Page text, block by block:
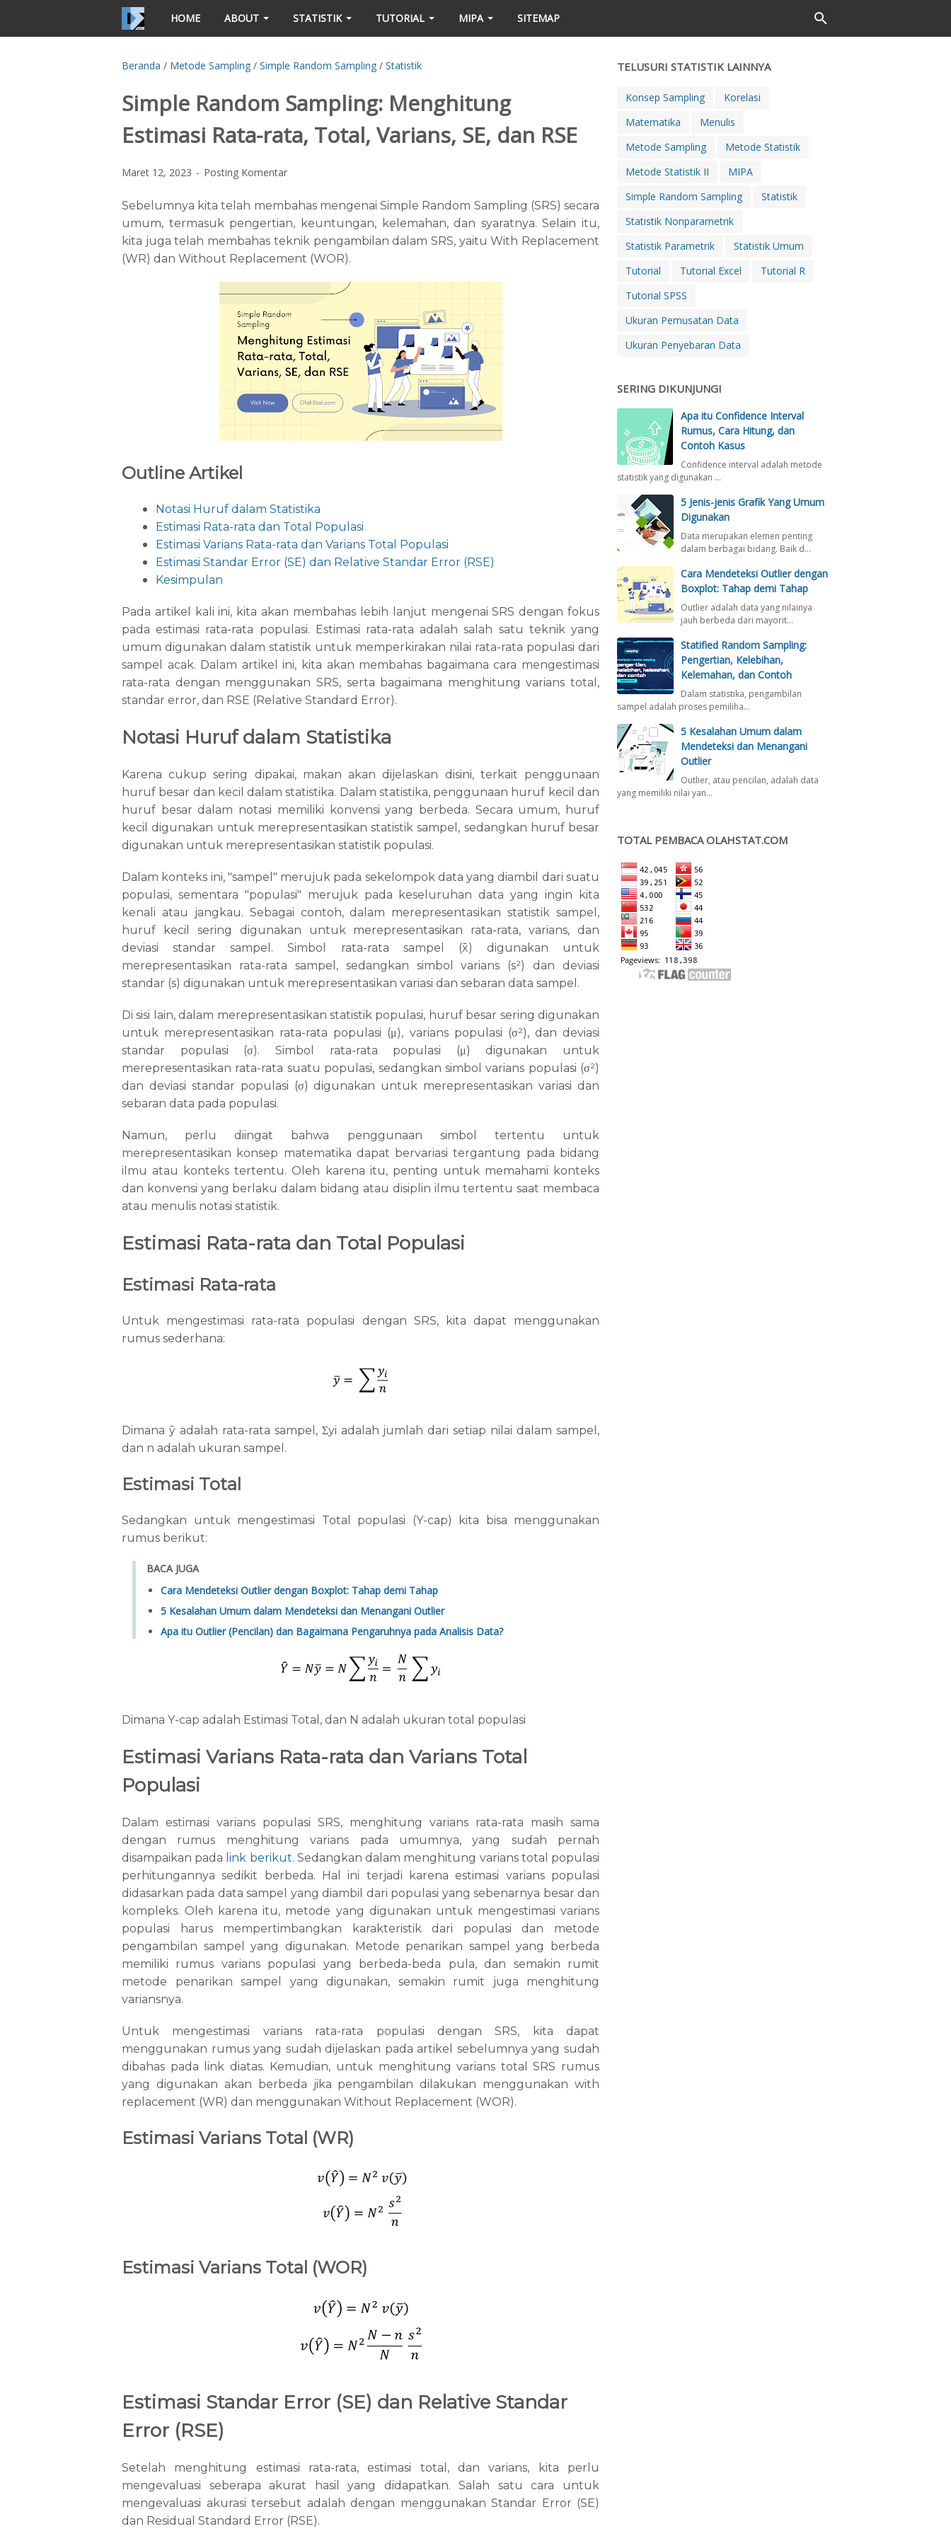
HOME ABOUT STATISTIK TUTORIAL MIPA SITEMAP
Beranda / Metode Sampling / Simple Random Sampling / Statistik
Simple Random Sampling: Menghitung
Estimasi Rata-rata, Total, Varians, SE, dan RSE
Maret 12, 2023 Posting Komentar
Sebelumnya kita telah membahas mengenai Simple Random Sampling (SRS) secara
umum, termasuk pengertian, keuntungan, kelemahan, dan syaratnya. Selain itu,
kita juga telah membahas teknik pengambilan dalam SRS, yaitu With Replacement
(WR) dan Without Replacement (WOR).
Outline Artikel
Notasi Huruf dalam Statistika
Estimasi Rata-rata dan Total Populasi
Estimasi Varians Rata-rata dan Varians Total Populasi
Estimasi Standar Error (SE) dan Relative Standar Error (RSE)
Kesimpulan
Pada artikel kali ini, kita akan membahas lebih lanjut mengenai SRS dengan fokus
pada estimasi rata-rata populasi. Estimasi rata-rata adalah salah satu teknik yang
umum digunakan dalam statistik untuk memperkirakan nilai rata-rata populasi dari
sampel acak. Dalam artikel ini, kita akan membahas bagaimana cara mengestimasi
rata-rata dengan menggunakan SRS, serta bagaimana menghitung varians total,
standar error, dan RSE (Relative Standard Error).
Notasi Huruf dalam Statistika
Karena cukup sering dipakai, makan akan dijelaskan disini, terkait penggunaan
huruf besar dan kecil dalam statistika. Dalam statistika, penggunaan huruf kecil dan
huruf besar dalam notasi memiliki konvensi yang berbeda. Secara umum, huruf
kecil digunakan untuk merepresentasikan statistik sampel, sedangkan huruf besar
digunakan untuk merepresentasikan statistik populasi.
Dalam konteks ini, "sampel" merujuk pada sekelompok data yang diambil dari suatu
populasi, sementara "populasi" merujuk pada keseluruhan data yang ingin kita
kenali atau jangkau. Sebagai contoh, dalam merepresentasikan statistik sampel,
huruf kecil sering digunakan untuk merepresentasikan rata-rata, varians, dan
deviasi standar sampel. Simbol rata-rata sampel (x̄) digunakan untuk
merepresentasikan rata-rata sampel, sedangkan simbol varians (s²) dan deviasi
standar (s) digunakan untuk merepresentasikan variasi dan sebaran data sampel.
Di sisi lain, dalam merepresentasikan statistik populasi, huruf besar sering digunakan
untuk merepresentasikan rata-rata populasi (μ), varians populasi (σ²), dan deviasi
standar populasi (σ). Simbol rata-rata populasi (μ) digunakan untuk
merepresentasikan rata-rata suatu populasi, sedangkan simbol varians populasi (σ²)
dan deviasi standar populasi (σ) digunakan untuk merepresentasikan variasi dan
sebaran data pada populasi.
Namun, perlu diingat bahwa penggunaan simbol tertentu untuk
merepresentasikan konsep matematika dapat bervariasi tergantung pada bidang
ilmu atau konteks tertentu. Oleh karena itu, penting untuk memahami konteks
dan konvensi yang berlaku dalam bidang atau disiplin ilmu tertentu saat membaca
atau menulis notasi statistik.
Estimasi Rata-rata dan Total Populasi
Estimasi Rata-rata
Untuk mengestimasi rata-rata populasi dengan SRS, kita dapat menggunakan
rumus sederhana:
Dimana ȳ adalah rata-rata sampel, Σyi adalah jumlah dari setiap nilai dalam sampel,
dan n adalah ukuran sampel.
Estimasi Total
Sedangkan untuk mengestimasi Total populasi (Y-cap) kita bisa menggunakan
rumus berikut:
BACA JUGA
Cara Mendeteksi Outlier dengan Boxplot: Tahap demi Tahap
5 Kesalahan Umum dalam Mendeteksi dan Menangani Outlier
Apa itu Outlier (Pencilan) dan Bagaimana Pengaruhnya pada Analisis Data?
Dimana Y-cap adalah Estimasi Total, dan N adalah ukuran total populasi
Estimasi Varians Rata-rata dan Varians Total
Populasi
Dalam estimasi varians populasi SRS, menghitung varians rata-rata masih sama
dengan rumus menghitung varians pada umumnya, yang sudah pernah
disampaikan pada link berikut. Sedangkan dalam menghitung varians total populasi
perhitungannya sedikit berbeda. Hal ini terjadi karena estimasi varians populasi
didasarkan pada data sampel yang diambil dari populasi yang sebenarnya besar dan
kompleks. Oleh karena itu, metode yang digunakan untuk mengestimasi varians
populasi harus mempertimbangkan karakteristik dari populasi dan metode
pengambilan sampel yang digunakan. Metode penarikan sampel yang berbeda
memiliki rumus varians populasi yang berbeda-beda pula, dan semakin rumit
metode penarikan sampel yang digunakan, semakin rumit juga menghitung
variansnya.
Untuk mengestimasi varians rata-rata populasi dengan SRS, kita dapat
menggunakan rumus yang sudah dijelaskan pada artikel sebelumnya yang sudah
dibahas pada link diatas. Kemudian, untuk menghitung varians total SRS rumus
yang digunakan akan berbeda jika pengambilan dilakukan menggunakan with
replacement (WR) dan menggunakan Without Replacement (WOR).
Estimasi Varians Total (WR)
Estimasi Varians Total (WOR)
Estimasi Standar Error (SE) dan Relative Standar
Error (RSE)
Setelah menghitung estimasi rata-rata, estimasi total, dan varians, kita perlu
mengevaluasi seberapa akurat hasil yang didapatkan. Salah satu cara untuk
mengevaluasi akurasi tersebut adalah dengan menggunakan Standar Error (SE)
dan Residual Standard Error (RSE).
TELUSURI STATISTIK LAINNYA
Konsep Sampling
Korelasi
Matematika
Menulis
Metode Sampling
Metode Statistik
Metode Statistik II
MIPA
Simple Random Sampling
Statistik
Statistik Nonparametrik
Statistik Parametrik
Statistik Umum
Tutorial
Tutorial Excel
Tutorial R
Tutorial SPSS
Ukuran Pemusatan Data
Ukuran Penyebaran Data
SERING DIKUNJUNGI
Apa itu Confidence Interval
Rumus, Cara Hitung, dan
Contoh Kasus
Confidence interval adalah metode
statistik yang digunakan …
5 Jenis-jenis Grafik Yang Umum
Digunakan
Data merupakan elemen penting
dalam berbagai bidang. Baik d…
Cara Mendeteksi Outlier dengan
Boxplot: Tahap demi Tahap
Outlier adalah data yang nilainya
jauh berbeda dari mayorit…
Statified Random Sampling:
Pengertian, Kelebihan,
Kelemahan, dan Contoh
Dalam statistika, pengambilan
sampel adalah proses pemiliha…
5 Kesalahan Umum dalam
Mendeteksi dan Menangani
Outlier
Outlier, atau pencilan, adalah data
yang memiliki nilai yan…
TOTAL PEMBACA OLAHSTAT.COM